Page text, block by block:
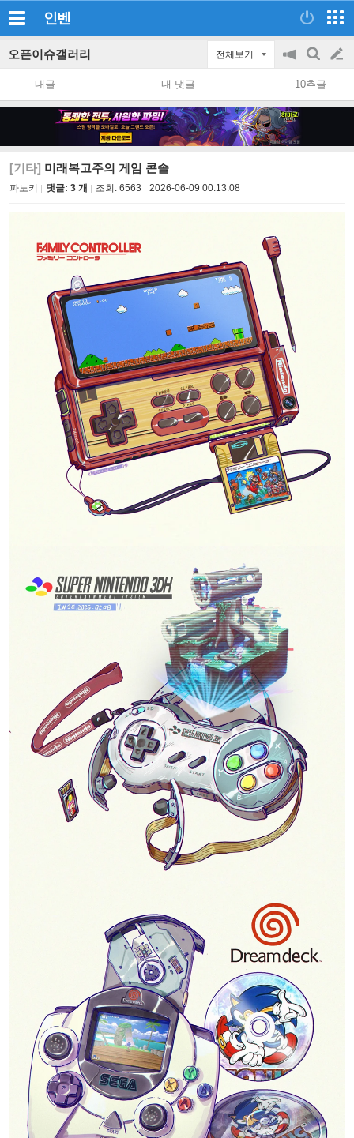
인벤
오픈이슈갤러리 전체보기
공
지
on/off
검
색
글
쓰
내글 내 댓글 10추글
[기타] 미래복고주의 게임 콘솔
파노키 댓글: 3 개 조회: 6563 2026-06-09 00:13:08